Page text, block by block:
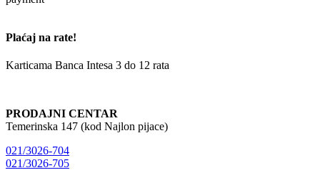
Plaćaj na rate!
Karticama Banca Intesa 3 do 12 rata
PRODAJNI CENTAR
Temerinska 147 (kod Najlon pijace)
021/3026-704
021/3026-705